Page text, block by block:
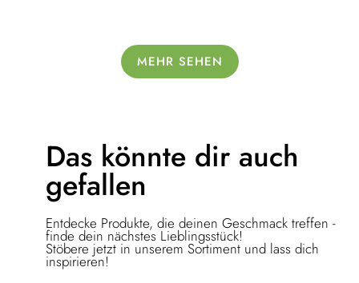
MEHR SEHEN
Das könnte dir auch
gefallen
Entdecke Produkte, die deinen Geschmack treffen -
finde dein nächstes Lieblingsstück!
Stöbere jetzt in unserem Sortiment und lass dich
inspirieren!